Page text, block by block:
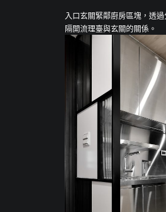
入口玄關緊鄰廚房區塊，透
隔開流理臺與玄關的關係。